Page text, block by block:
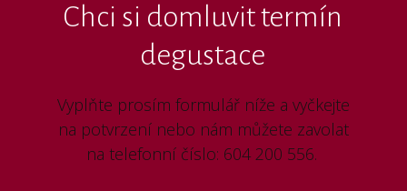
Chci si domluvit termín
degustace
Vyplňte prosím formulář níže a vyčkejte
na potvrzení nebo nám můžete zavolat
na telefonní číslo: 604 200 556.